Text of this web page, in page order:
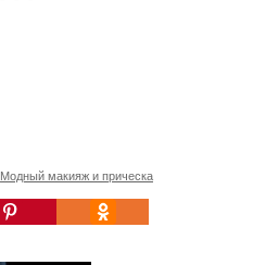
Модный макияж и прическа